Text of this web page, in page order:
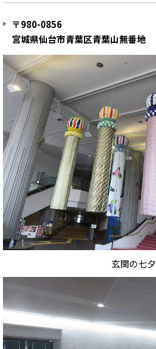
〒980-0856
宮城県仙台市青葉区青葉山無番地
玄関の七夕